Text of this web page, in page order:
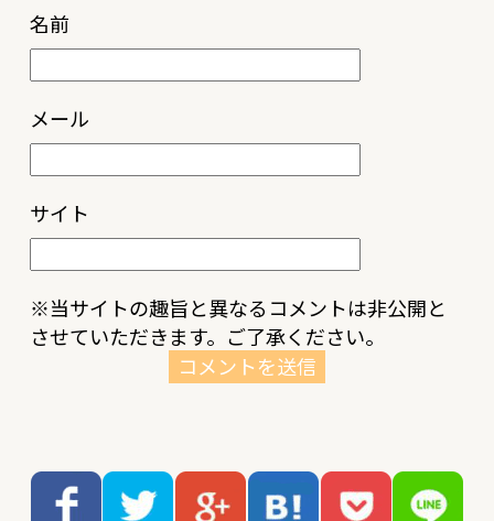
名前
メール
サイト
※当サイトの趣旨と異なるコメントは非公開と
させていただきます。ご了承ください。